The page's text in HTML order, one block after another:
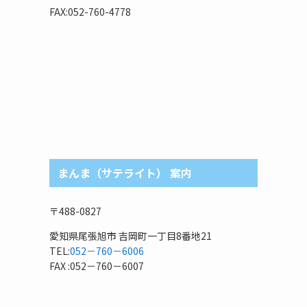
FAX:052-760-4778
まんま（サテライト） 案内
〒488-0827
愛知県尾張旭市 吉岡町一丁目8番地21
TEL:052－760－6006
FAX :052－760－6007